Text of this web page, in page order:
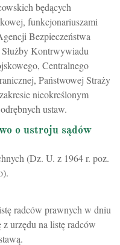
będących
funkcjonariuszami
Bezpieczeństwa
Kontrwywiadu
Centralnego
Państwowej Straży
nieokreślonym
ustaw.
o ustroju sądów
(Dz. U. z 1964 r. poz.
radców prawnych w dniu
urzędu na listę radców